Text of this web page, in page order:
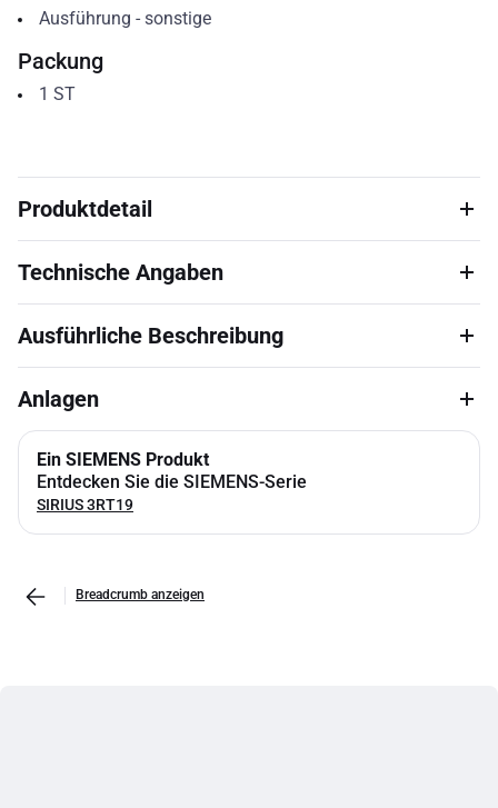
Ausführung - sonstige
Packung
1 ST
Produktdetail
Technische Angaben
Ausführliche Beschreibung
Anlagen
Ein SIEMENS Produkt
Entdecken Sie die SIEMENS-Serie
SIRIUS 3RT19
Breadcrumb anzeigen